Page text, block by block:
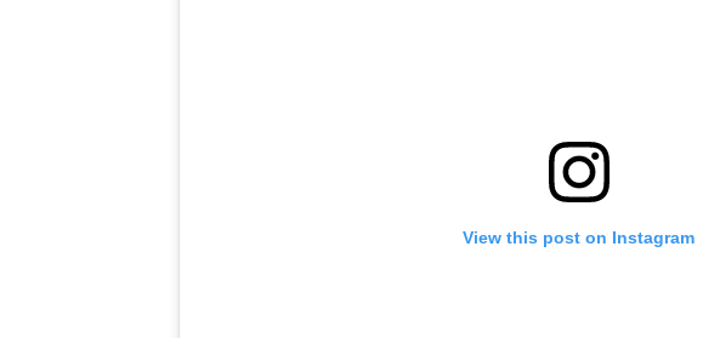
View this post on Instagram